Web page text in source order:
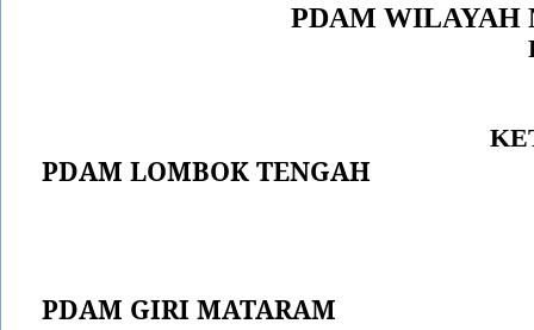
PDAM WILAYAH
PDAM LOMBOK TENGAH
PDAM GIRI MATARAM